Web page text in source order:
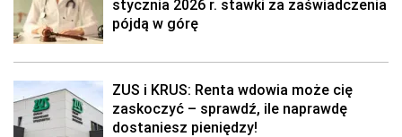
stycznia 2026 r. stawki za zaświadczenia
pójdą w górę
ZUS i KRUS: Renta wdowia może cię
zaskoczyć – sprawdź, ile naprawdę
dostaniesz pieniędzy!